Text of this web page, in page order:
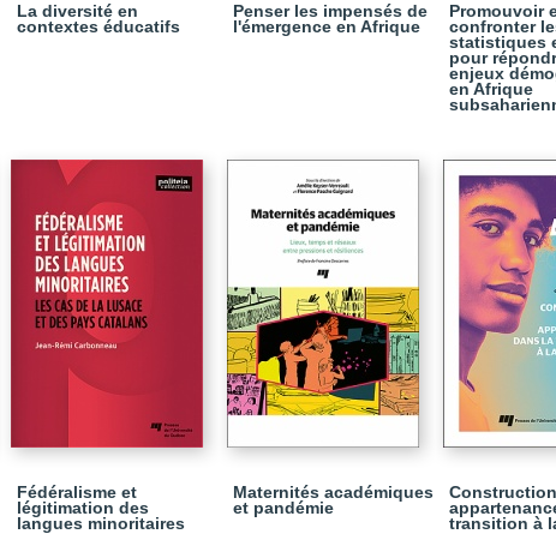
La diversité en
contextes éducatifs
Penser les impensés de
l'émergence en Afrique
Promouvoir
confronter
statistiques
pour
enjeux
en Afrique
Fédéralisme et
légitimation des
langues minoritaires
Maternités académiques
et pandémie
transition à